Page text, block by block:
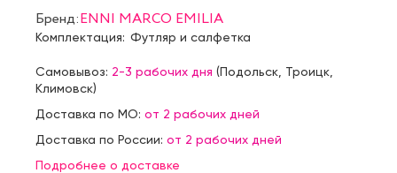
Бренд:ENNI MARCO EMILIA
Комплектация: Футляр и салфетка
Самовывоз: 2-3 рабочих дня (Подольск Троицк
Климовск)
Доставка по МО: от 2 рабочих дней
Доставка по России: от 2 рабочих дней
Подробнее о доставке